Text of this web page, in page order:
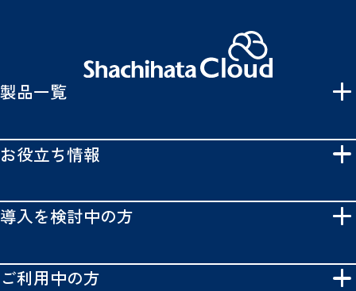
製品一覧
お役立ち情報
導入を検討中の方
ご利用中の方